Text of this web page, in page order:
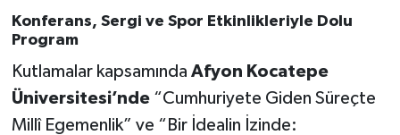
Konferans, Sergi ve Spor Etkinlikleriyle Dolu
Program
Kutlamalar kapsamında Afyon Kocatepe
Üniversitesi’nde“Cumhuriyete Giden Süreçte
Millî Egemenlik” ve “Bir İdealin İzinde: